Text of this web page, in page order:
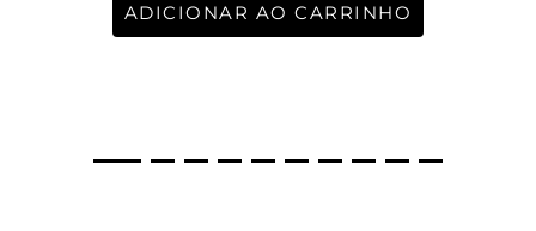
ADICIONAR AO CARRINHO